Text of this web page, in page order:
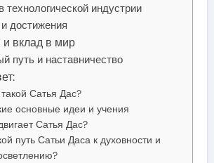
технологической индустрии
достижения
вклад в мир
путь и наставничество
Сатья Дас?
основные идеи и учения
Сатья Дас?
путь Сатьи Даса к духовности и